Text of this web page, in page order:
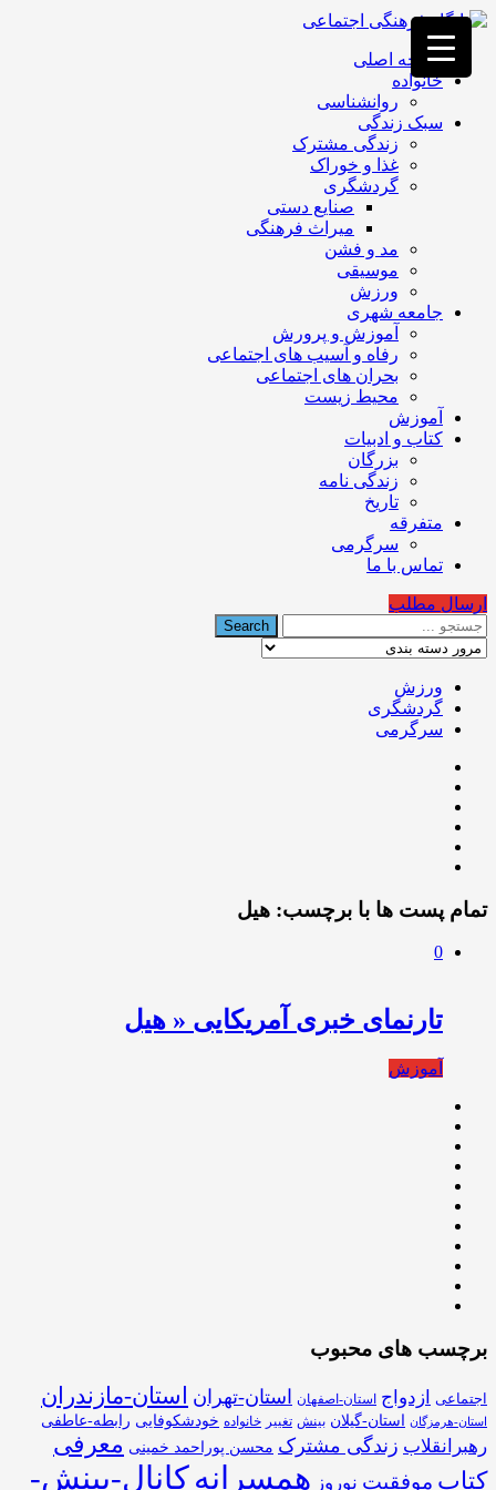
فصد
خون
غرب
تهران
خشکشویی
تصفیه
تهران
صفحه اصلی
خانواده
روانشناسی
سبک زندگی
زندگی مشترک
غذا و خوراک
گردشگری
صنایع دستی
میراث فرهنگی
مد و فشن
موسیقی
ورزش
جامعه شهری
آموزش و پرورش
رفاه و آسیب های اجتماعی
بحران های اجتماعی
محیط زیست
آموزش
کتاب و ادبیات
بزرگان
زندگی نامه
تاریخ
متفرقه
سرگرمی
تماس با ما
ارسال مطلب
ورزش
گردشگری
سرگرمی
تمام پست ها با برچسب: هیل
0
تارنمای خبری آمریکایی « هیل
آموزش
برچسب های محبوب
اجتماعی ازدواج استان-اصفهان استان-تهران استان-مازندران
استان-هرمزگان استان-گیلان بینش تغییر خانواده خودشکوفایی رابطه-عاطفی
رهبرانقلاب زندگی مشترک محسن پوراحمد خمینی معرفی
کتاب موفقیت نوروز همسرانهکانال-بینش-